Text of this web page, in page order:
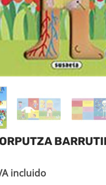
incluido